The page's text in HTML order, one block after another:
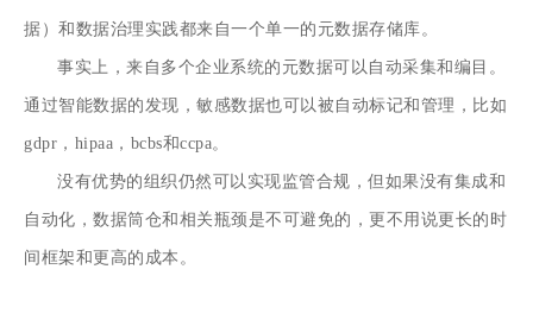
据）和数据治理实践都来自一个单一的元数据存储库。
事实上，来自多个企业系统的元数据可以自动采集和编目。
通过智能数据的发现，敏感数据也可以被自动标记和管理，比如
gdpr，hipaa，bcbs和ccpa。
没有优势的组织仍然可以实现监管合规，但如果没有集成和
自动化，数据筒仓和相关瓶颈是不可避免的，更不用说更长的时
间框架和更高的成本。